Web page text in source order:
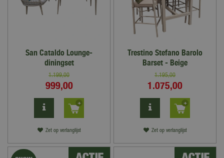
San Cataldo Lounge-
diningset
1.199,00
999,00
Zet op verlanglijst
Trestino Stefano Barolo
Barset - Beige
1.195,00
1.075,00
Zet op verlanglijst